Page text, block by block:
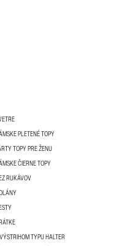
PLETENÉ TOPY
TOPY PRE ŽENU
ČIERNE TOPY
RUKÁVOV
TYPU HALTER